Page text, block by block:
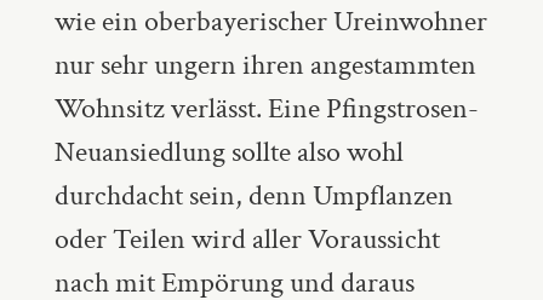
wie ein oberbayerischer Ureinwohner
nur sehr ungern ihren angestammten
Wohnsitz verlässt. Eine Pfingstrosen-
Neuansiedlung sollte also wohl
durchdacht sein, denn Umpflanzen
oder Teilen wird aller Voraussicht
nach mit Empörung und daraus